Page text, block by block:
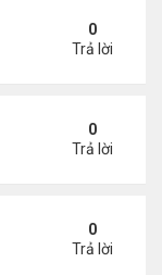
0
Trả lời
0
Trả lời
0
Trả lời